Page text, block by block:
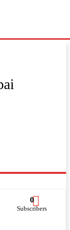
0
Subscribers